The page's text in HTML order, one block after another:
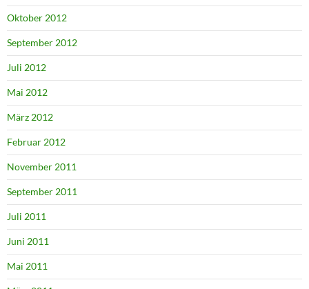
Oktober 2012
September 2012
Juli 2012
Mai 2012
März 2012
Februar 2012
November 2011
September 2011
Juli 2011
Juni 2011
Mai 2011